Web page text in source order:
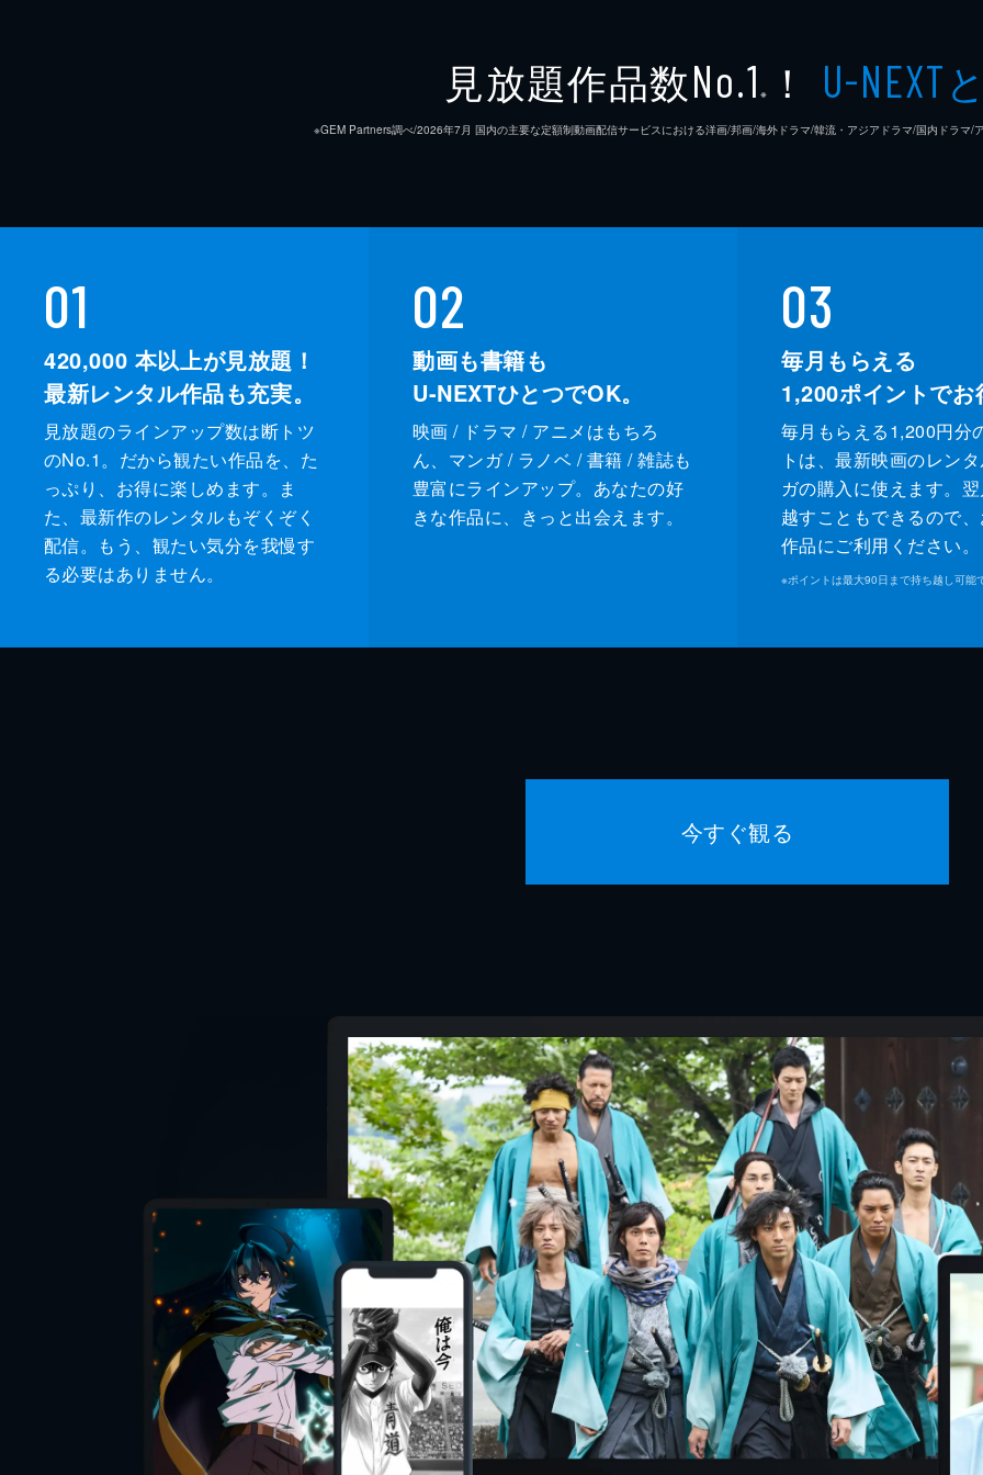
見放題作品数No.1 ※ ！ U-NEXT
※GEM Partners調べ/2026年7⽉ 国内の主要な定額制動画配信サービスにおける洋画/邦画/海外ドラマ/韓流・アジアドラマ/国内ドラマ/
01
420,000 本以上が見放題！
最新レンタル作品も充実。
見放題のラインアップ数は断トツ
のNo.1。だから観たい作品を、た
っぷり、お得に楽しめます。ま
た、最新作のレンタルもぞくぞく
配信。もう、観たい気分を我慢す
る必要はありません。
02
動画も書籍も
U-NEXTひとつでOK。
映画 / ドラマ / アニメはもちろ
ん、マンガ / ラノベ / 書籍 / 雑誌も
豊富にラインアップ。あなたの好
きな作品に、きっと出会えます。
03
毎月もらえる
1,200ポイントでお
毎月もらえる1,200円分
トは、最新映画のレン
ガの購入に使えます。
越すこともできるので
作品にご利用ください。
※ポイントは最大90日まで持ち越し可能
今すぐ観る